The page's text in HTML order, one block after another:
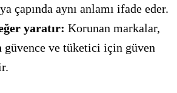
çapında aynı anlamı ifade eder.
yaratır: Korunan markalar,
güvence ve tüketici için güven